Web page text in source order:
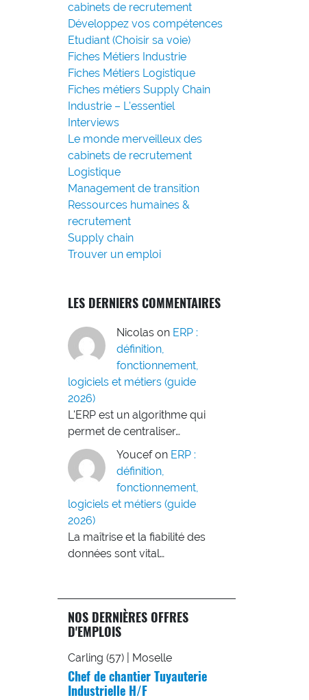
cabinets de recrutement
Développez vos compétences
Etudiant (Choisir sa voie)
Fiches Métiers Industrie
Fiches Métiers Logistique
Fiches métiers Supply Chain
Industrie – L'essentiel
Interviews
Le monde merveilleux des
cabinets de recrutement
Logistique
Management de transition
Ressources humaines &
recrutement
Supply chain
Trouver un emploi
LES DERNIERS COMMENTAIRES
Nicolas on ERP :
définition,
fonctionnement,
logiciels et métiers (guide
2026)
L'ERP est un algorithme qui
permet de centraliser…
Youcef on ERP :
définition,
fonctionnement,
logiciels et métiers (guide
2026)
La maîtrise et la fiabilité des
données sont vital…
NOS DERNIÈRES OFFRES
D'EMPLOIS
Carling (57) | Moselle
Chef de chantier Tuyauterie
Industrielle H/F